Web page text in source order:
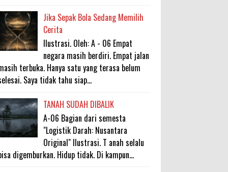
Jika Sepak Bola Sedang Memilih
Cerita
Ilustrasi. Oleh: A - 06 Empat
negara masih berdiri. Empat jalan
terbuka. Hanya satu yang terasa belum
Saya tidak tahu siap...
TANAH SUDAH DIBALIK
A-06 Bagian dari semesta
"Logistik Darah: Nusantara
Original" Ilustrasi. T anah selalu
digemburkan. Hidup tidak. Di kampun...